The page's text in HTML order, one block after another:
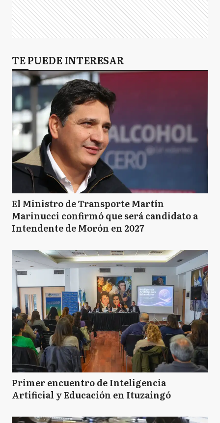
TE PUEDE INTERESAR
El Ministro de Transporte Martín
Marinucci confirmó que será candidato a
Intendente de Morón en 2027
Primer encuentro de Inteligencia
Artificial y Educación en Ituzaingó